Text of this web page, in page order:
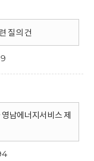
질의 건
남에너지서비스 제